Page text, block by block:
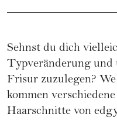
Sehnst du dich
Typveränderung und
Frisur zuzulegen?
kommen
Haarschnitte von